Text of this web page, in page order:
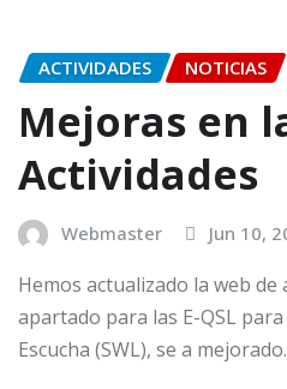
ACTIVIDADES NOTICIAS
Mejoras en
Actividades
Webmaster Jun 10,
Hemos actualizado la web de
apartado para las E-QSL
Escucha (SWL), se a